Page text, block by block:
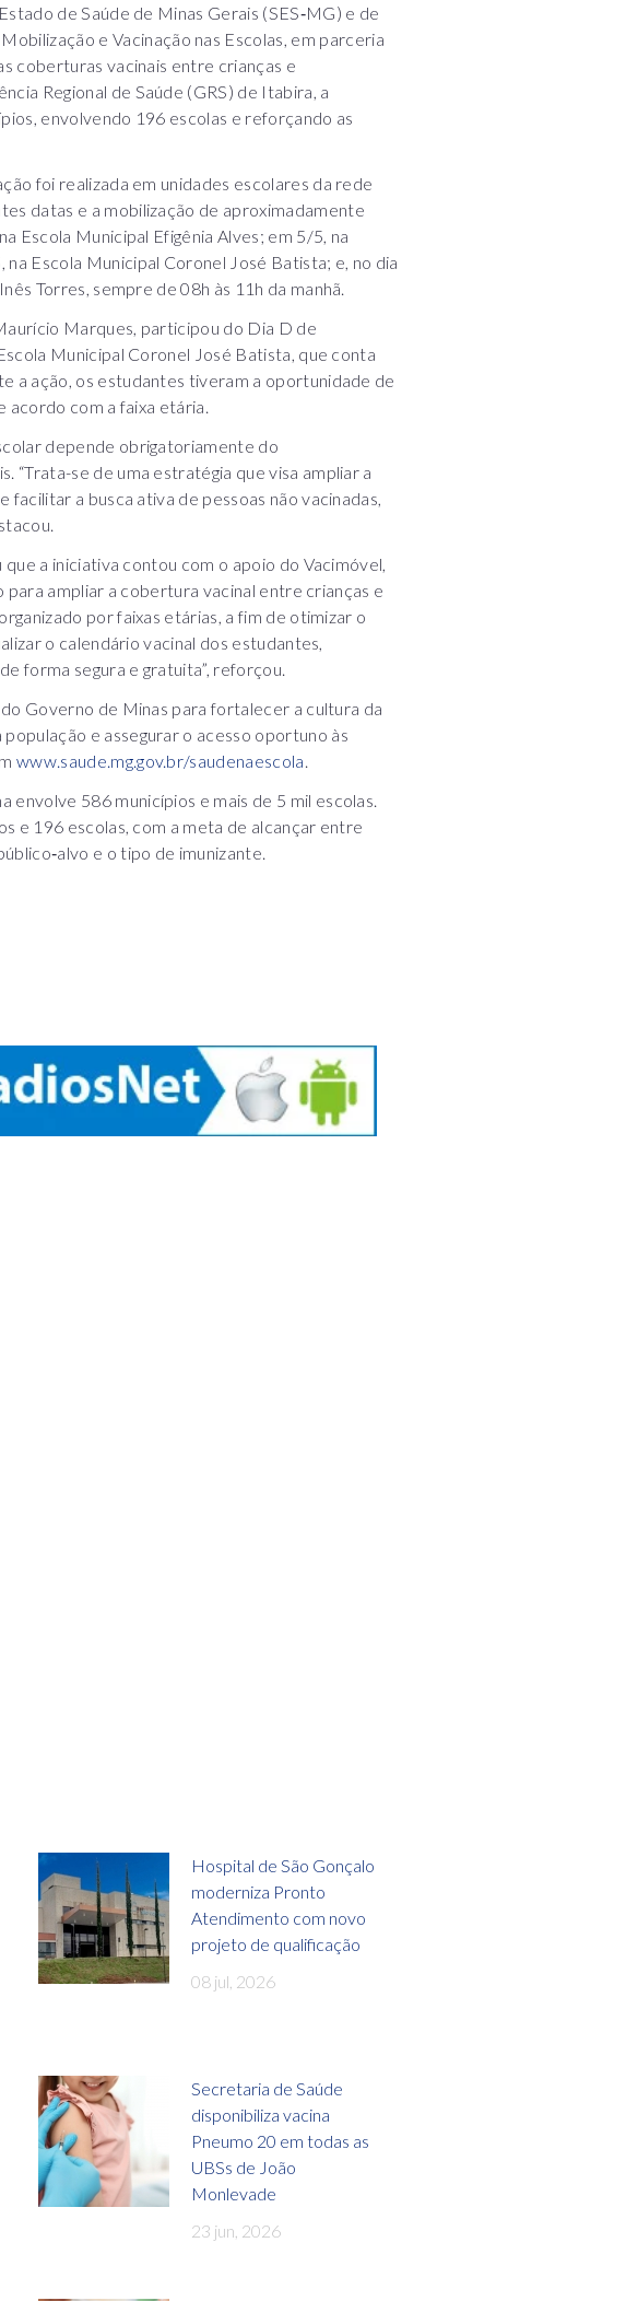
de Saúde de Minas Gerais (SES‑MG) e de
e Vacinação nas Escolas, em parceria
coberturas vacinais entre crianças e
Regional de Saúde (GRS) de Itabira, a
envolvendo 196 escolas e reforçando as
foi realizada em unidades escolares da rede
datas e a mobilização de aproximadamente
Escola Municipal Efigênia Alves; em 5/5, na
Escola Municipal Coronel José Batista; e, no dia
Torres, sempre de 08h às 11h da manhã.
Marques, participou do Dia D de
Municipal Coronel José Batista, que conta
a ação, os estudantes tiveram a oportunidade de
acordo com a faixa etária.
depende obrigatoriamente do
“Trata-se de uma estratégia que visa ampliar a
a busca ativa de pessoas não vacinadas,
a iniciativa contou com o apoio do Vacimóvel,
ampliar a cobertura vacinal entre crianças e
por faixas etárias, a fim de otimizar o
o calendário vacinal dos estudantes,
forma segura e gratuita”, reforçou.
Governo de Minas para fortalecer a cultura da
e assegurar o acesso oportuno às
www.saude.mg.gov.br/saudenaescola.
envolve 586 municípios e mais de 5 mil escolas.
e 196 escolas, com a meta de alcançar entre
e o tipo de imunizante.
Hospital de São Gonçalo
moderniza Pronto
Atendimento com novo
projeto de qualificação
08 jul, 2026
Secretaria de Saúde
disponibiliza vacina
Pneumo 20 em todas as
UBSs de João
Monlevade
23 jun, 2026